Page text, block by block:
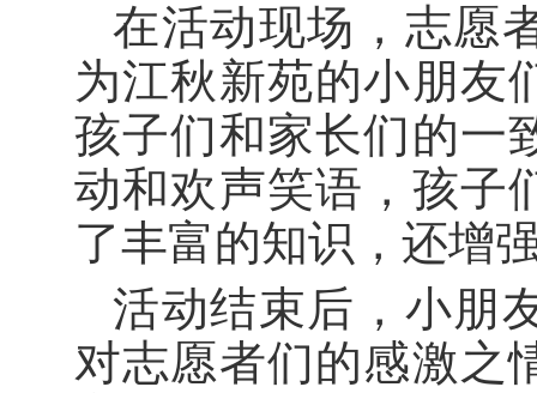
在活动现场，志愿
为江秋新苑的小朋友
孩子们和家长们的一
动和欢声笑语，孩子
了丰富的知识，还增
活动结束后，小朋
对志愿者们的感激之